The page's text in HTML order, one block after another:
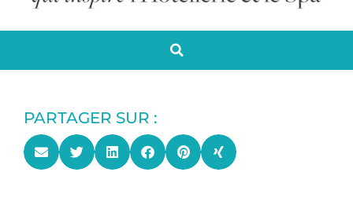
PARTAGER SUR :